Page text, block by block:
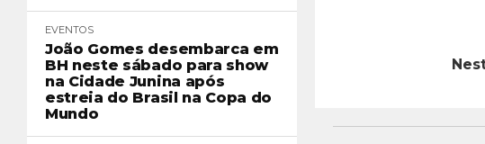
EVENTOS
João Gomes desembarca em
BH neste sábado para show
na Cidade Junina após
estreia do Brasil na Copa do
Mundo